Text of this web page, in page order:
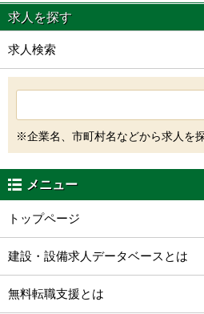
求人を探す
求人検索
※企業名、市町村名などから求人を
メニュー
トップページ
建設・設備求人データベースとは
無料転職支援とは